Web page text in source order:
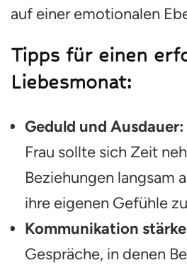
auf einer emotionalen
Tipps für einen
Liebesmonat:
Geduld und Ausdauer:
Frau sollte sich Zeit
Beziehungen langsam
ihre eigenen Gefühle
Kommunikation
Gespräche, in denen